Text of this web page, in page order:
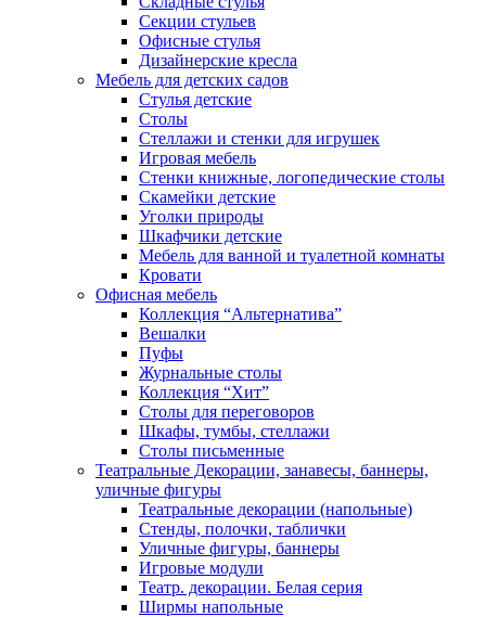
Секции стульев
Офисные стулья
Дизайнерские кресла
Мебель для детских садов
Стулья детские
Столы
Стеллажи и стенки для игрушек
Игровая мебель
Стенки книжные, логопедические столы
Скамейки детские
Уголки природы
Шкафчики детские
Мебель для ванной и туалетной комнаты
Кровати
Офисная мебель
Коллекция “Альтернатива”
Вешалки
Пуфы
Журнальные столы
Коллекция “Хит”
Столы для переговоров
Шкафы, тумбы, стеллажи
Столы письменные
Театральные Декорации, занавесы, баннеры,
уличные фигуры
Театральные декорации (напольные)
Стенды, полочки, таблички
Уличные фигуры, баннеры
Игровые модули
Театр. декорации. Белая серия
Ширмы напольные